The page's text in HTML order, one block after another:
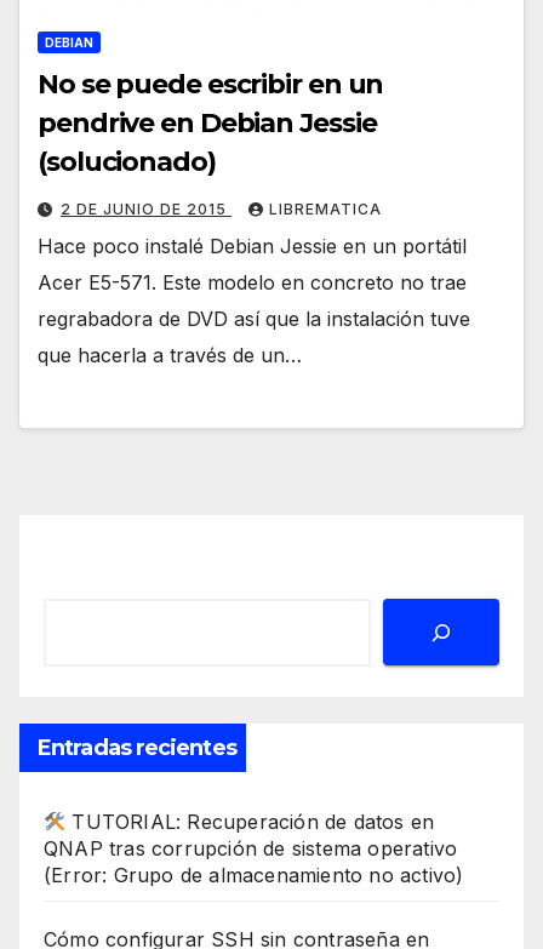
DEBIAN
No se puede escribir en un
pendrive en Debian Jessie
(solucionado)
2 DE JUNIO DE 2015 LIBREMATICA
Hace poco instalé Debian Jessie en un portátil
Acer E5-571. Este modelo en concreto no trae
regrabadora de DVD así que la instalación tuve
que hacerla a través de un…
Entradas recientes
TUTORIAL: Recuperación de datos en
QNAP tras corrupción de sistema operativo
(Error: Grupo de almacenamiento no activo)
Cómo configurar SSH sin contraseña en